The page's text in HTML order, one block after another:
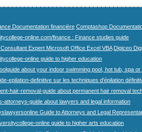
Documentation financière Comptashop
online.com/finance : Finance studies guide
Expert Microsoft Office Excel VBA Digiceo
online guide to higher education
about your indoor swimming pool, hot tub, spa
epilation-definitive sur les techniques d'épilation
hair-removal-guide about permanent hair removal
attorneys-guide about lawyers and legal information
Guide to Attorneys and Legal
online guide to higher arts education